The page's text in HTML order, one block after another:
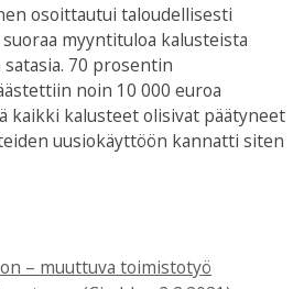
osoittautui taloudellisesti
myyntituloa kalusteista
70 prosentin
noin 10 000 euroa
kaikki kalusteet olisivat päätyneet
uusiokäyttöön kannatti siten
– muuttuva toimistotyö